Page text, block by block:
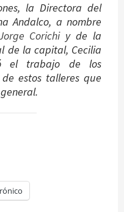
la Directora del
Andalco, a nombre
Corichiy de la
de la capital, Cecilia
el trabajo de los
estos talleres que